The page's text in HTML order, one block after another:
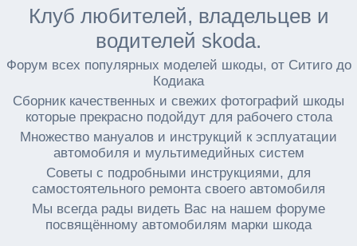
Клуб любителей, владельцев и
водителей skoda.
Форум всех популярных моделей шкоды, от Ситиго до
Кодиака
Сборник качественных и свежих фотографий шкоды
которые прекрасно подойдут для рабочего стола
Множество мануалов и инструкций к эсплуатации
автомобиля и мультимедийных систем
Советы с подробными инструкциями, для
самостоятельного ремонта своего автомобиля
Мы всегда рады видеть Вас на нашем форуме
посвящённому автомобилям марки шкода